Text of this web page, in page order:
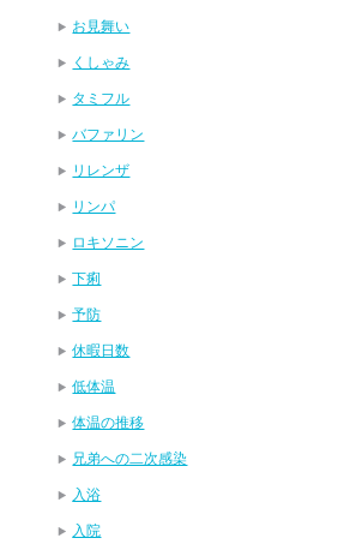
お見舞い
くしゃみ
タミフル
バファリン
リレンザ
リンパ
ロキソニン
下痢
予防
休暇日数
低体温
体温の推移
兄弟への二次感染
入浴
入院